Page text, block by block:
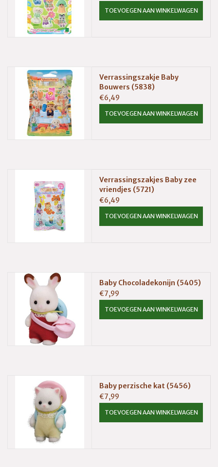
TOEVOEGEN AAN WINKELWAGEN
Verrassingszakje Baby
Bouwers (5838)
€6,49
TOEVOEGEN AAN WINKELWAGEN
Verrassingszakjes Baby zee
vriendjes (5721)
€6,49
TOEVOEGEN AAN WINKELWAGEN
Baby Chocoladekonijn (5405)
€7,99
TOEVOEGEN AAN WINKELWAGEN
Baby perzische kat (5456)
€7,99
TOEVOEGEN AAN WINKELWAGEN